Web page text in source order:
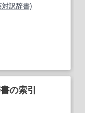
訳辞書)
の索引